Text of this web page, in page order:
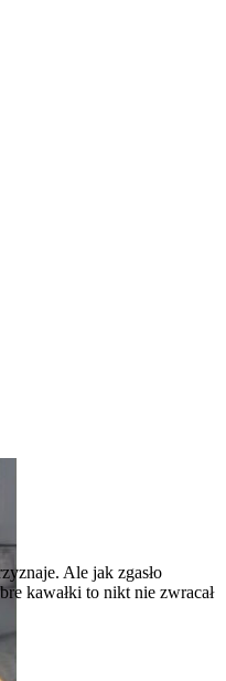
Ale jak zgasło
kawałki to nikt nie zwracał